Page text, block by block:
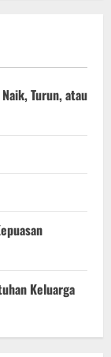
Turun, atau
Keluarga